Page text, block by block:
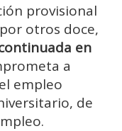
provisional
otros doce,
en
a
empleo
de